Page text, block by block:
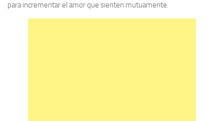
para incrementar el amor que sienten mutuamente.